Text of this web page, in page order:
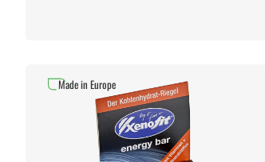
Made in Europe